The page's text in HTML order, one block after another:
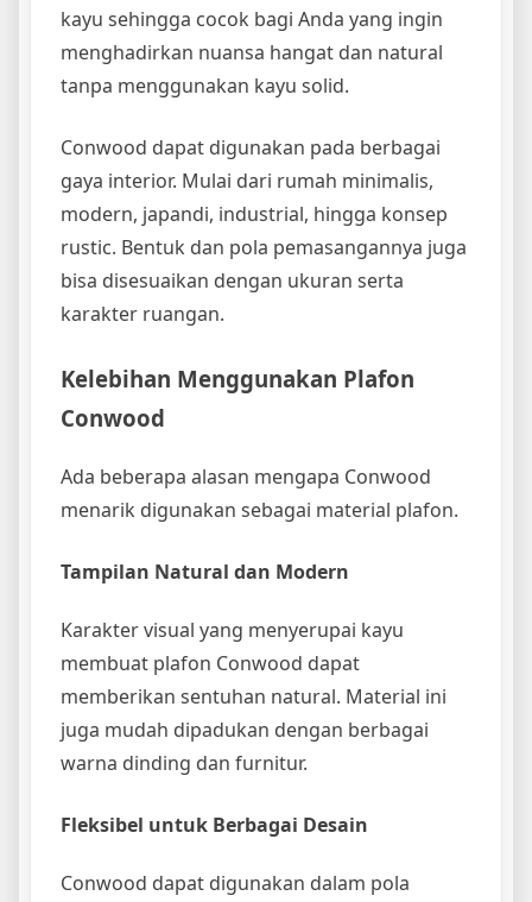
kayu sehingga cocok bagi Anda yang ingin
menghadirkan nuansa hangat dan natural
tanpa menggunakan kayu solid.
Conwood dapat digunakan pada berbagai
gaya interior. Mulai dari rumah minimalis,
modern, japandi, industrial, hingga konsep
rustic. Bentuk dan pola pemasangannya juga
bisa disesuaikan dengan ukuran serta
karakter ruangan.
Kelebihan Menggunakan Plafon
Conwood
Ada beberapa alasan mengapa Conwood
menarik digunakan sebagai material plafon.
Tampilan Natural dan Modern
Karakter visual yang menyerupai kayu
membuat plafon Conwood dapat
memberikan sentuhan natural. Material ini
juga mudah dipadukan dengan berbagai
warna dinding dan furnitur.
Fleksibel untuk Berbagai Desain
Conwood dapat digunakan dalam pola